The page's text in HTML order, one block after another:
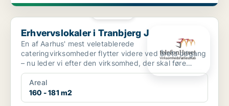
Erhvervslokaler i Tranbjerg J
Erhvervslokaler i Tranbjerg J
En af Aarhus' mest veletablerede
cateringvirksomheder flytter videre ved årets udgang
– nu leder vi efter den virksomhed, der skal føre
historien videre. ...
Areal
160 - 181 m2